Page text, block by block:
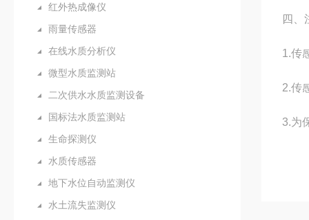
红外热成像仪
雨量传感器
在线水质分析仪
微型水质监测站
二次供水水质监测设备
国标法水质监测站
生命探测仪
水质传感器
地下水位自动监测仪
水土流失监测仪
四、
1.传
2.传
3.为